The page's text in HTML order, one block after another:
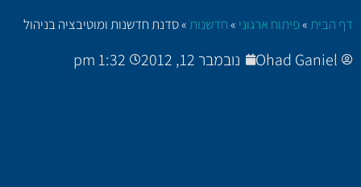
דף הבית»פיתוח ארגוני »חדשנות»סדנת חדשנות ומוטיבציה בניהול
Ohad Ganiel נובמבר 12, 2012 1:32 pm